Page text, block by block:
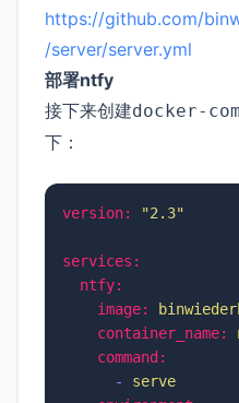
https://github.com/
/server/server.yml
部署ntfy
接下来创建docker-
下：
version: "2.3"
services:
ntfy:
image:
container_name:
command:
-
serve